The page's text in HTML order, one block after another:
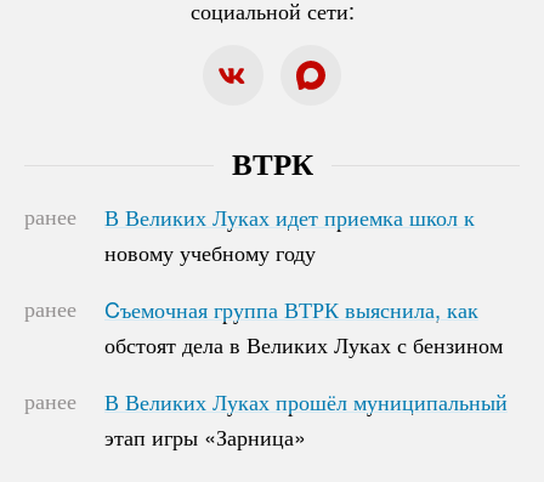
социальной сети:
ВТРК
ранее
В Великих Луках идет приемка школ к
новому учебному году
В Великих Луках идет приемка школ к
новому учебному году
ранее
Cъемочная группа ВТРК выяснила, как
обстоят дела в Великих Луках с бензином
Cъемочная группа ВТРК выяснила, как
обстоят дела в Великих Луках с бензином
ранее
В Великих Луках прошёл муниципальный
этап игры «Зарница»
В Великих Луках прошёл муниципальный
этап игры «Зарница»